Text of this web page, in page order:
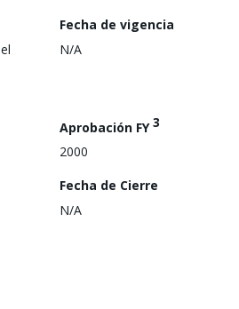
Fecha de vigencia
N/A
Aprobación FY3
2000
Fecha de Cierre
N/A